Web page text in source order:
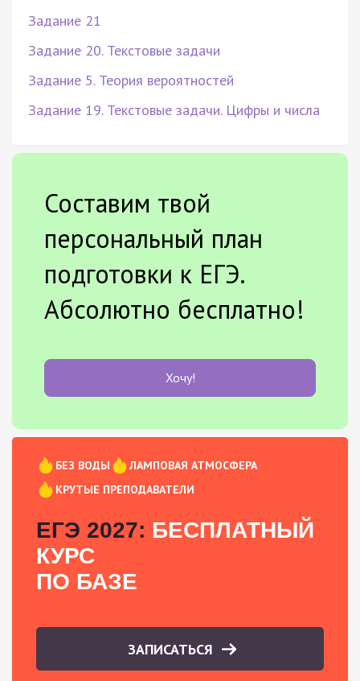
Задание 21
Задание 20. Текстовые задачи
Задание 5. Теория вероятностей
Задание 19. Текстовые задачи. Цифры и числа
Составим твой
персональный план
подготовки к ЕГЭ.
Абсолютно бесплатно!
Хочу!
БЕЗ ВОДЫ
ЛАМПОВАЯ АТМОСФЕРА
КРУТЫЕ ПРЕПОДАВАТЕЛИ
ЕГЭ 2027: БЕСПЛАТНЫЙ
КУРС
ПО БАЗЕ
ЗАПИСАТЬСЯ